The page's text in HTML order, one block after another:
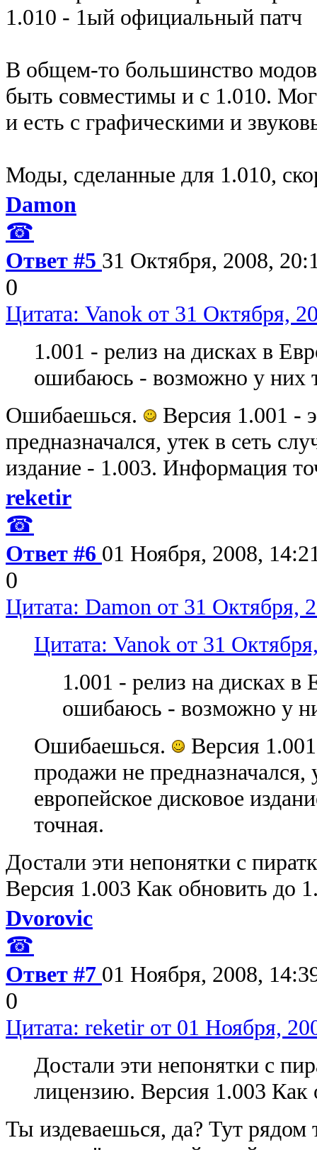
1.010 - 1ый официальный патч
В общем-то большинство
быть совместимы и с 1.010.
и есть с графическими и
Моды, сделанные для 1.010,
Damon
☎
Ответ #5 31 Октября, 2008,
0
Цитата: Vanok от 31 Октября,
1.001 - релиз на дисках в
ошибаюсь - возможно у них
Ошибаешься.
Версия 1.001 -
предназначался, утек в сеть
издание - 1.003. Информация
reketir
☎
Ответ #6 01 Ноября, 2008,
0
Цитата: Damon от 31 Октября,
Цитата: Vanok от 31
1.001 - релиз на дисках
ошибаюсь - возможно у
Ошибаешься.
Версия
продажи не предназначался,
европейское дисковое
точная.
Достали эти непонятки с
Версия 1.003 Как обновить до
Dvorovic
☎
Ответ #7 01 Ноября, 2008,
0
Цитата: reketir от 01 Ноября,
Достали эти непонятки с
лицензию. Версия 1.003 Как
Ты издеваешься, да? Тут